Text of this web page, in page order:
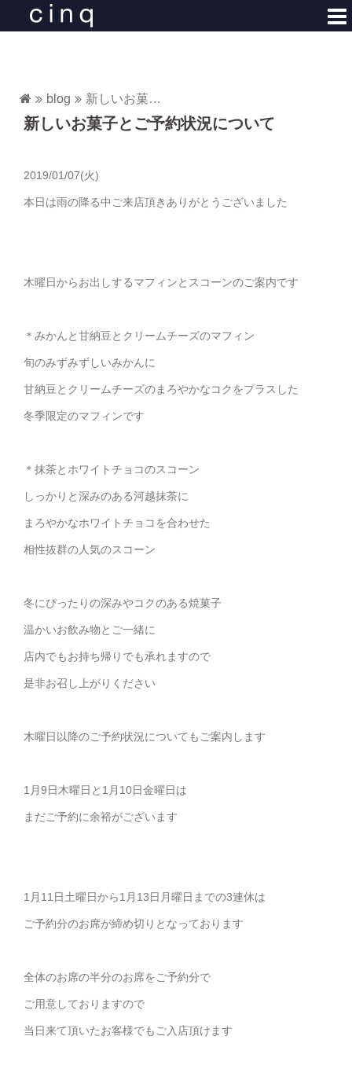
blog 新しいお菓子とご予約状況について
新しいお菓子とご予約状況について
2019/01/07(火)
本日は雨の降る中ご来店頂きありがとうございました
木曜日からお出しするマフィンとスコーンのご案内です
＊みかんと甘納豆とクリームチーズのマフィン
旬のみずみずしいみかんに
甘納豆とクリームチーズのまろやかなコクをプラスした
冬季限定のマフィンです
＊抹茶とホワイトチョコのスコーン
しっかりと深みのある河越抹茶に
まろやかなホワイトチョコを合わせた
相性抜群の人気のスコーン
冬にぴったりの深みやコクのある焼菓子
温かいお飲み物とご一緒に
店内でもお持ち帰りでも承れますので
是非お召し上がりください
木曜日以降のご予約状況についてもご案内します
1月9日木曜日と1月10日金曜日は
まだご予約に余裕がございます
1月11日土曜日から1月13日月曜日までの3連休は
ご予約分のお席が締め切りとなっております
全体のお席の半分のお席をご予約分で
ご用意しておりますので
当日来て頂いたお客様でもご入店頂けます